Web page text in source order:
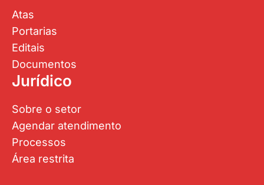
Atas
Portarias
Editais
Documentos
Jurídico
Sobre o setor
Agendar atendimento
Processos
Área restrita